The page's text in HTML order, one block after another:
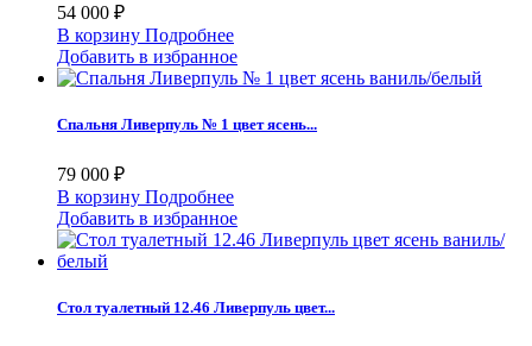
54 000 ₽
В корзину Подробнее
Добавить в избранное
Спальня Ливерпуль № 1 цвет ясень...
79 000 ₽
В корзину Подробнее
Добавить в избранное
Стол туалетный 12.46 Ливерпуль цвет...